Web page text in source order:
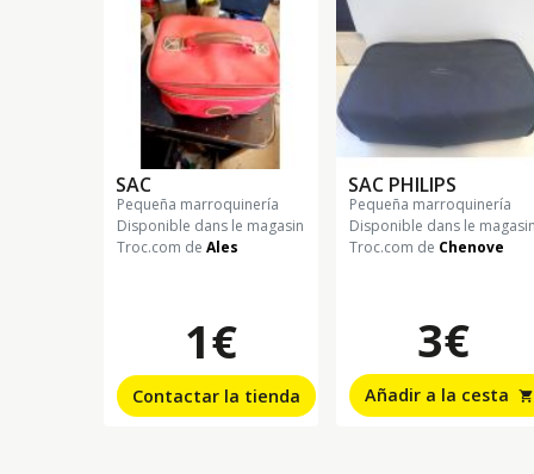
SAC
pequeña marroquinería
Disponible dans le magasin
Troc.com de Ales
1€
Contactar la tienda
SAC PHILIPS
pequeña marroquinería
Disponible dans le
Troc.com de Chenove
3€
Añadir a la cesta shopping_cart